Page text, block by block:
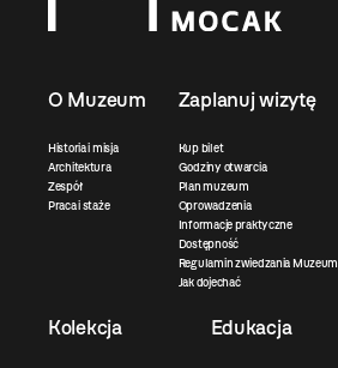
O Muzeum
Historia i misja
Architektura
Zespół
Praca i staże
Zaplanuj wizytę
Kup bilet
Godziny otwarcia
Plan muzeum
Oprowadzenia
Informacje praktyczne
Dostępność
Regulamin zwiedzania Muzeum
Jak dojechać
Kolekcja Edukacja